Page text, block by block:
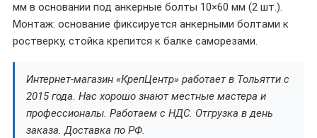
мм в основании под анкерные болты 10×60 мм (2 шт.).
Монтаж: основание фиксируется анкерными болтами к
ростверку, стойка крепится к балке саморезами.
Интернет-магазин «КрепЦентр» работает в Тольятти с
2015 года. Нас хорошо знают местные мастера и
профессионалы. Работаем с НДС. Отгрузка в день
заказа. Доставка по РФ.